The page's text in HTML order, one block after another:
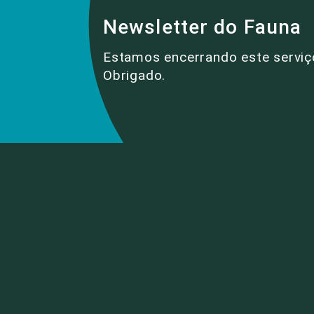
Newsletter do Fauna
Estamos encerrando este
Obrigado.